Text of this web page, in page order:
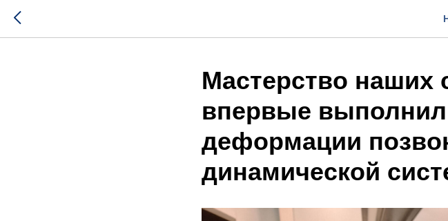
Мастерство наших
впервые
деформации
динамической